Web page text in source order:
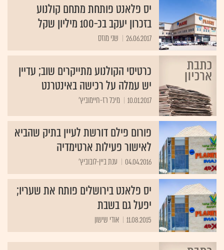
יס פלאנט פותחת מתחם קולנוע
בזכרון יעקב בכ-100 מיליון שקל
26.06.2017 שני מוזס
כרטיסי הקולנוע מתייקרים שוב; עדיין
יש עמלה על רכישה באינטרנט
10.01.2017 מיכל רז-חיימוביץ'
פורום פילם דורשת לעיין בתיק שהביא
לאישור פעילות ארטימדיה
04.04.2016 ענת ביין-לובוביץ'
יס פלאנט בירושלים פותח את שעריו;
יפעל גם בשבת
11.08.2015 אודי שישון